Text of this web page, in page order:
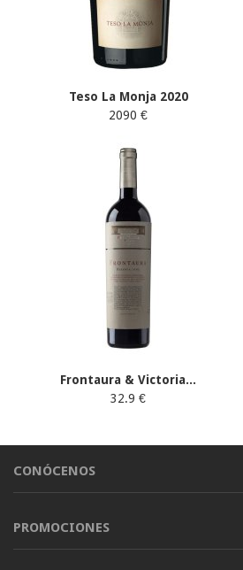
Teso La Monja 2020
2090 €
Frontaura & Victoria...
32.9 €
CONÓCENOS
PROMOCIONES